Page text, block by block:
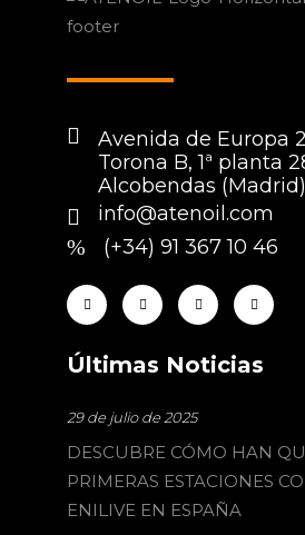
Avenida de Europa
Torona B, 1ª planta
Alcobendas (Madrid)
info@atenoil.com
(+34) 91 367 10 46
Últimas Noticias
29 de julio de 2025
DESCUBRE CÓMO HAN
PRIMERAS ESTACIONES
ENILIVE EN ESPAÑA